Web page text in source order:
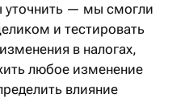
уточнить — мы смогли
и тестировать
в налогах,
любое изменение
влияние